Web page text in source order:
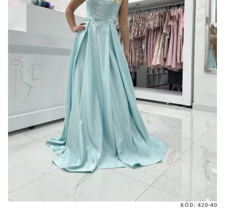
KÓD:420-40